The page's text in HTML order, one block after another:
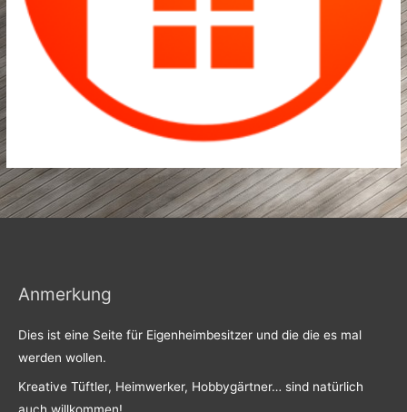
Anmerkung
Dies ist eine Seite für Eigenheimbesitzer und die die es mal
werden wollen.
Kreative Tüftler, Heimwerker, Hobbygärtner… sind natürlich